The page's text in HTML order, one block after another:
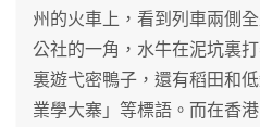
州的火車上，看到列車兩側
公社的一角，水牛在泥坑裏
裏遊弋密鴨子，還有稻田和
業學大寨」等標語。而在香